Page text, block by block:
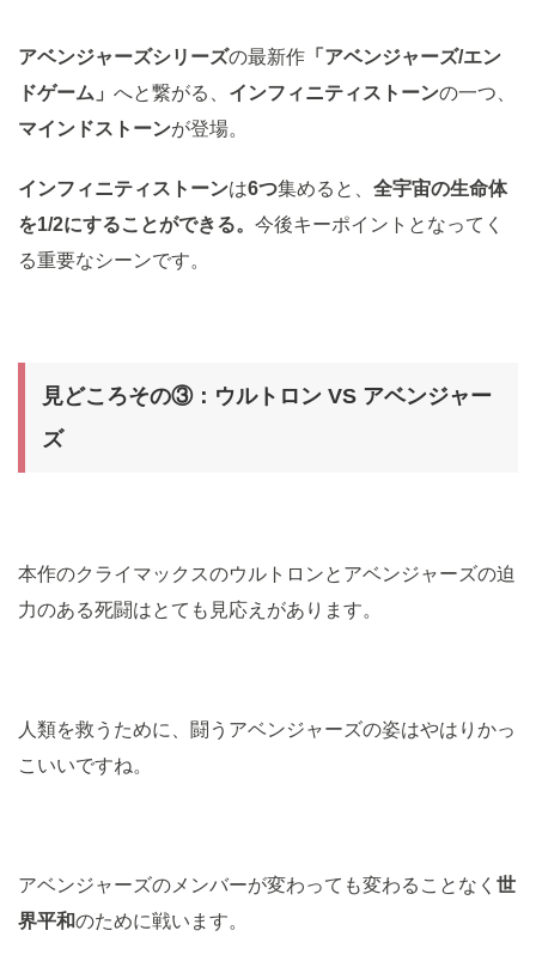
アベンジャーズシリーズの最新作 「アベンジャーズ/エン
ドゲーム」 へと繋がる、 インフィニティストーンの一つ、
マインドストーンが登場。
インフィニティストーンは6つ集めると、 全宇宙の生命体
を1/2にすることができる。 今後キーポイントとなってく
る重要なシーンです。
見どころその③：ウルトロン VS アベンジャー
ズ
本作のクライマックスのウルトロンとアベンジャーズの迫
力のある死闘はとても見応えがあります。
人類を救うために、闘うアベンジャーズの姿はやはりかっ
こいいですね。
アベンジャーズのメンバーが変わっても変わることなく 世
界平和のために戦います。